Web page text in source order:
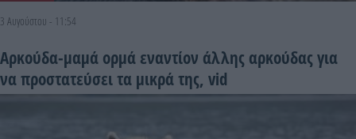
3 Αυγούστου - 11:54
Αρκούδα-μαμά ορμά εναντίον άλλης αρκούδας για
να προστατεύσει τα μικρά της, vid